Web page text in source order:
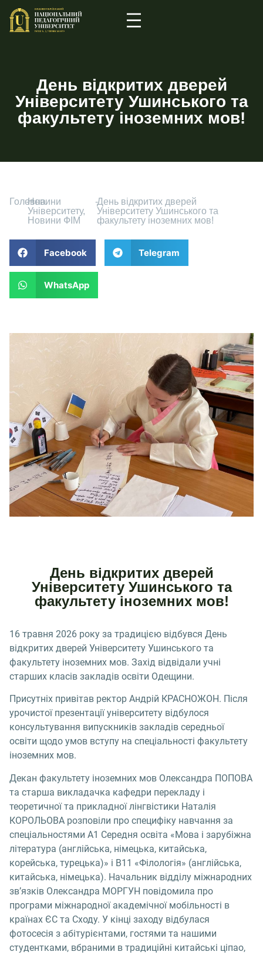
День відкритих дверей
Університету Ушинського та
факультету іноземних мов!
Головна
-Новини
Університету,
Новини ФІМ
-День відкритих дверей
Університету Ушинського та
факультету іноземних мов!
Facebook Telegram
WhatsApp
День відкритих дверей
Університету Ушинського та
факультету іноземних мов!
16 травня 2026 року за традицією відбувся День
відкритих дверей Університету Ушинського та
факультету іноземних мов. Захід відвідали учні
старших класів закладів освіти Одещини.
Присутніх привітав ректор Андрій КРАСНОЖОН. Після
урочистої презентації університету відбулося
консультування випускників закладів середньої
освіти щодо умов вступу на спеціальності факультету
іноземних мов.
Декан факультету іноземних мов Олександра ПОПОВА
та старша викладачка кафедри перекладу і
теоретичної та прикладної лінгвістики Наталія
КОРОЛЬОВА розповіли про специфіку навчання за
спеціальностями А1 Середня освіта «Мова і зарубіжна
література (англійська, німецька, китайська,
корейська, турецька)» і B11 «Філологія» (англійська,
китайська, німецька). Начальник відділу міжнародних
зв’язків Олександра МОРГУН повідомила про
програми міжнародної академічної мобільності в
країнах ЄС та Сходу. У кінці заходу відбулася
фотосесія з абітурієнтами, гостями та нашими
студентками, вбраними в традиційні китайські ціпао,